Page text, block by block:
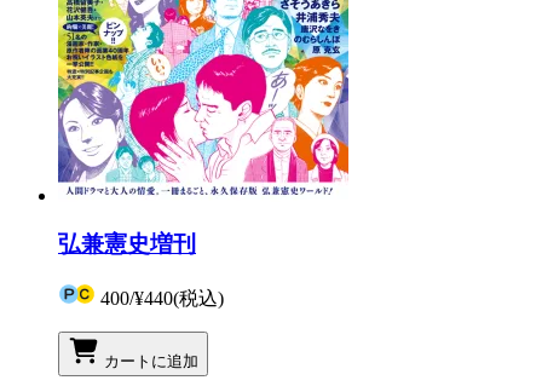
弘兼憲史増刊
400/¥440(税込)
カートに追加